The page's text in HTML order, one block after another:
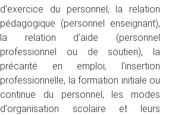
d’exercice du personnel, la relation
pédagogique (personnel enseignant),
la relation d'aide (personnel
professionnel ou de soutien), la
précarité en emploi, l'insertion
professionnelle, la formation initiale ou
continue du personnel, les modes
d'organisation scolaire et leurs